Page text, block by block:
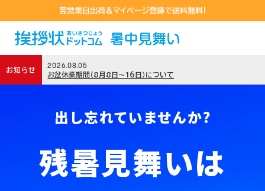
翌営業日出荷＆マイページ登録で送料無料!
LINEおともだち追加するだけで550円クーポンGET!
LINEおともだち追加するだけで550円クーポンGET!
お知らせ
2026.08.05
お盆休業期間（8月8日〜16日）について
出し忘れていませんか?
残暑見舞いは
写真フレームタイプ